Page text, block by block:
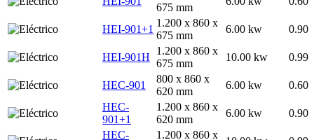
675 mm
HEI-901+1
1.200 x 860 x
675 mm
6.00 kw 0.90
HEI-901H
1.200 x 860 x
675 mm
10.00 kw 0.99
HEC-901
800 x 860 x
620 mm
6.00 kw
0.60
HEC-
901+1
1.200 x 860 x
620 mm
6.00 kw
0.90
HEC-
1.200 x 860 x